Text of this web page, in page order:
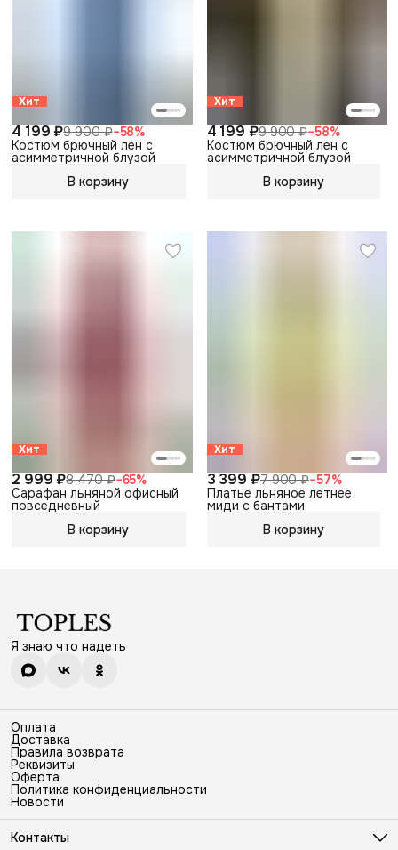
Хит
4 199 ₽9 900 ₽−58%
Костюм брючный лен с
асимметричной блузой
В корзину
Хит
4 199 ₽9 900 ₽−58%
Костюм брючный лен с
асимметричной блузой
В корзину
Хит
2 999 ₽8 470 ₽−65%
Сарафан льняной офисный
повседневный
В корзину
Хит
3 399 ₽7 900 ₽−57%
Платье льняное летнее
миди с бантами
В корзину
Я знаю что надеть
Оплата
Доставка
Правила возврата
Реквизиты
Оферта
Политика конфиденциальности
Новости
Контакты